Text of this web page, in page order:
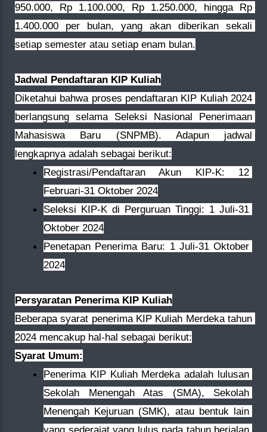
950.000, Rp 1.100.000, Rp 1.250.000, hingga Rp
1.400.000 per bulan, yang akan diberikan sekali
setiap semester atau setiap enam bulan.
Jadwal Pendaftaran KIP Kuliah
Diketahui bahwa proses pendaftaran KIP Kuliah 2024
berlangsung selama Seleksi Nasional Penerimaan
Mahasiswa Baru (SNPMB). Adapun jadwal
lengkapnya adalah sebagai berikut:
Registrasi/Pendaftaran Akun KIP-K: 12
Februari-31 Oktober 2024
Seleksi KIP-K di Perguruan Tinggi: 1 Juli-31
Oktober 2024
Penetapan Penerima Baru: 1 Juli-31 Oktober
2024
Persyaratan Penerima KIP Kuliah
Beberapa syarat penerima KIP Kuliah Merdeka tahun
2024 mencakup hal-hal sebagai berikut:
Syarat Umum:
Penerima KIP Kuliah Merdeka adalah lulusan
Sekolah Menengah Atas (SMA), Sekolah
Menengah Kejuruan (SMK), atau bentuk lain
yang sederajat yang lulus pada tahun berjalan